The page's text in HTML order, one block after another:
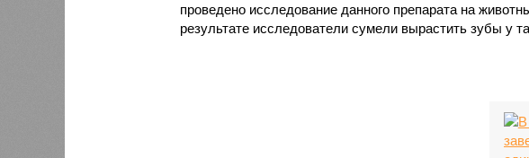
проведено исследование данного препарата на
результате исследователи сумели вырастить зубы у